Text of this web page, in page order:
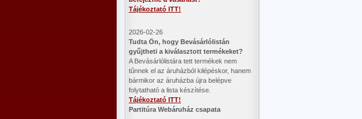
Tájékoztató ITT!
2026-02-26
​Tudta Ön, hogy Bevásárlólistán
gyűjtheti a kiválasztott termékeket?
A Bevásárlólistára tett termékek nem
tűnnek el az áruházból kilépéskor, hanem
bármikor az áruházba újra belépve
folytatható a lista készítése.
Tájékoztató ITT!
Partitúra Webáruház csapata